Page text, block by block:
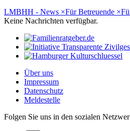
LMBHH - News ×Für Betreuende ×
Keine Nachrichten verfügbar.
Über uns
Impressum
Datenschutz
Meldestelle
Folgen Sie uns in den sozialen